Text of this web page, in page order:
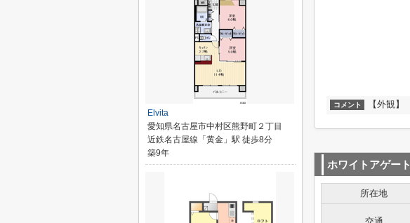
コメント 【外観】
ホワイトアゲート
所在地
Elvita
愛知県名古屋市中村区熊野町２丁目
近鉄名古屋線「黄金」駅 徒歩8分
築9年